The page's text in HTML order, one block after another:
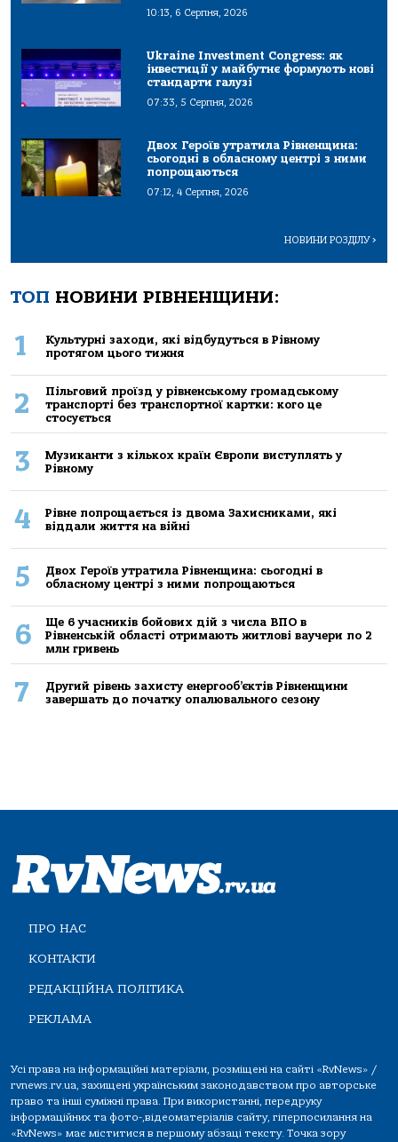
10:13, 6 Серпня, 2026
Ukraine Investment Congress: як
інвестиції у майбутнє формують нові
стандарти галузі
07:33, 5 Серпня, 2026
Двох Героїв утратила Рівненщина:
сьогодні в обласному центрі з ними
попрощаються
07:12, 4 Серпня, 2026
НОВИНИ РОЗДІЛУ>
ТОП НОВИНИ РІВНЕНЩИНИ:
1
Культурні заходи, які відбудуться в Рівному
протягом цього тижня
2
Пільговий проїзд у рівненському громадському
транспорті без транспортної картки: кого це
стосується
3
Музиканти з кількох країн Європи виступлять у
Рівному
4
Рівне попрощається із двома Захисниками, які
віддали життя на війні
5
Двох Героїв утратила Рівненщина: сьогодні в
обласному центрі з ними попрощаються
6
Ще 6 учасників бойових дій з числа ВПО в
Рівненській області отримають житлові ваучери по 2
млн гривень
7
Другий рівень захисту енергооб’єктів Рівненщини
завершать до початку опалювального сезону
ПРО НАС
КОНТАКТИ
РЕДАКЦІЙНА ПОЛІТИКА
РЕКЛАМА
Усі права на інформаційні матеріали, розміщені на сайті «RvNews» /
rvnews.rv.ua, захищені українським законодавством про авторське
право та інші суміжні права. При використанні, передруку
інформаційних та фото-,відеоматеріалів сайту, гіперпосилання на
«RvNews» має міститися в першому абзаці тексту. Точка зору